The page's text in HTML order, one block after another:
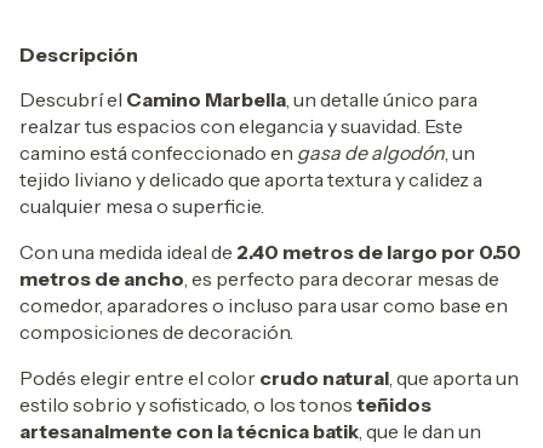
Descripción
Descubrí el Camino Marbella, un detalle único para
realzar tus espacios con elegancia y suavidad. Este
camino está confeccionado en gasa de algodón, un
tejido liviano y delicado que aporta textura y calidez a
cualquier mesa o superficie.
Con una medida ideal de 2.40 metros de largo por 0.50
metros de ancho, es perfecto para decorar mesas de
comedor, aparadores o incluso para usar como base en
composiciones de decoración.
Podés elegir entre el color crudo natural, que aporta un
estilo sobrio y sofisticado, o los tonos teñidos
artesanalmente con la técnica batik, que le dan un